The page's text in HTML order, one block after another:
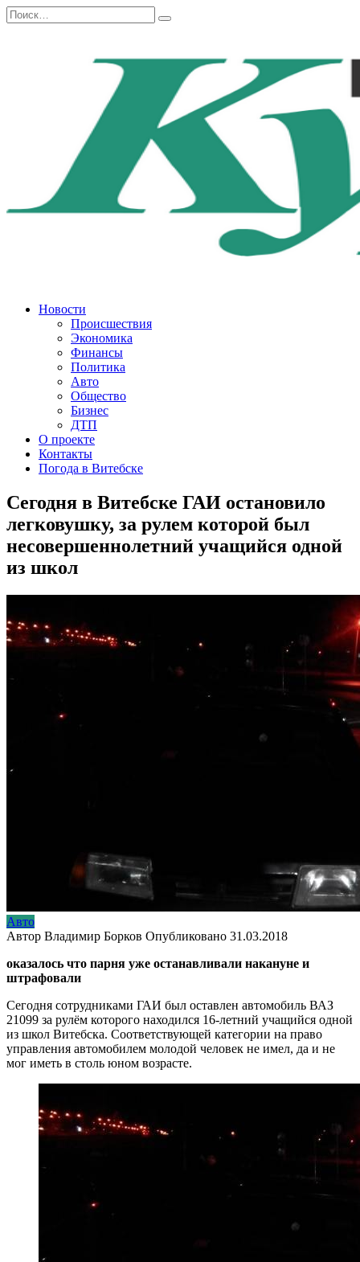
Перейти
к
Search
for:
Новости
Происшествия
Экономика
Финансы
Политика
Авто
Общество
Бизнес
ДТП
О проекте
Контакты
Погода в Витебске
Сегодня в Витебске ГАИ остановило
легковушку, за рулем которой был
несовершеннолетний учащийся одной
из школ
Авто
Автор Владимир Борков Опубликовано 31.03.2018
оказалось что парня уже останавливали накануне и
штрафовали
Сегодня сотрудниками ГАИ был оставлен автомобиль ВАЗ
21099 за рулём которого находился 16-летний учащийся одной
из школ Витебска. Соответствующей категории на право
управления автомобилем молодой человек не имел, да и не
мог иметь в столь юном возрасте.